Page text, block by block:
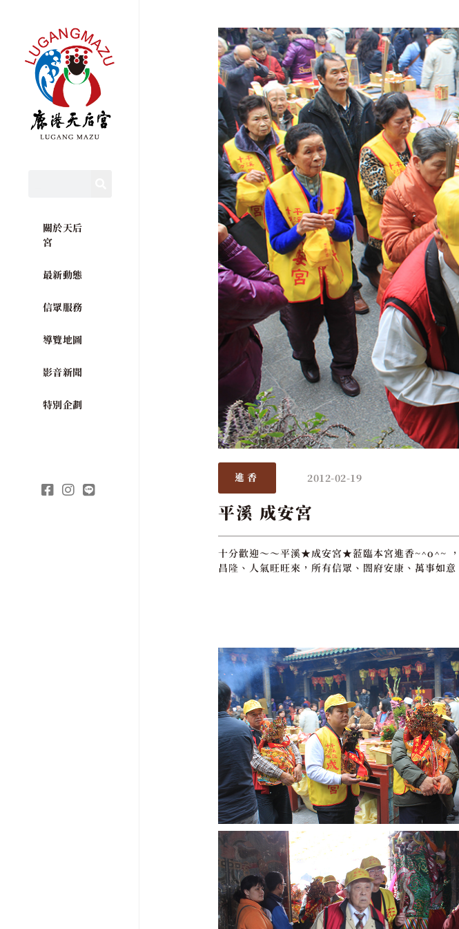
關於天后
宮
最新動態
信眾服務
導覽地圖
影音新聞
特別企劃
進香 2012-02-19
平溪 成安宮
十分歡迎～～平溪★成安宮★蒞臨本宮進香~^o^~
昌隆、人氣旺旺來，所有信眾、閤府安康、萬事如